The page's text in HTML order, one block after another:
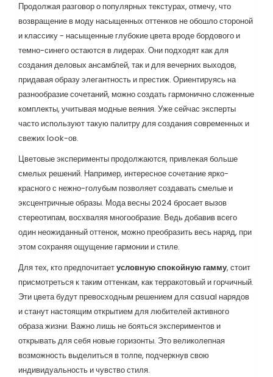
Продолжая разговор о популярных текстурах, отмечу, что
возвращение в моду насыщенных оттенков не обошло стороной
и классику - насыщенные глубокие цвета вроде бордового и
темно-синего остаются в лидерах. Они подходят как для
создания деловых ансамблей, так и для вечерних выходов,
придавая образу элегантность и престиж. Ориентируясь на
разнообразие сочетаний, можно создать гармонично сложенные
комплекты, учитывая модные веяния. Уже сейчас эксперты
часто используют такую палитру для создания современных и
свежих look-ов.
Цветовые эксперименты продолжаются, привлекая больше
смелых решений. Например, интересное сочетание ярко-
красного с нежно-голубым позволяет создавать смелые и
эксцентричные образы. Мода весны 2024 бросает вызов
стереотипам, восхваляя многообразие. Ведь добавив всего
один неожиданный оттенок, можно преобразить весь наряд, при
этом сохраняя ощущение гармонии и стиле.
Для тех, кто предпочитаетусловную спокойную гамму, стоит
присмотреться к таким оттенкам, как терракотовый и горчичный.
Эти цвета будут превосходным решением для casual нарядов
и станут настоящим открытием для любителей активного
образа жизни. Важно лишь не бояться экспериментов и
открывать для себя новые горизонты. Это великолепная
возможность выделиться в толпе, подчеркнув свою
индивидуальность и чувство стиля.